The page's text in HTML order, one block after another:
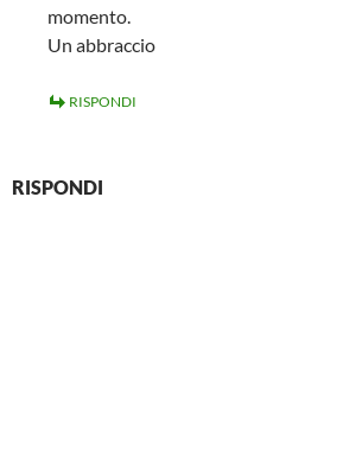
momento.
Un abbraccio
RISPONDI
RISPONDI